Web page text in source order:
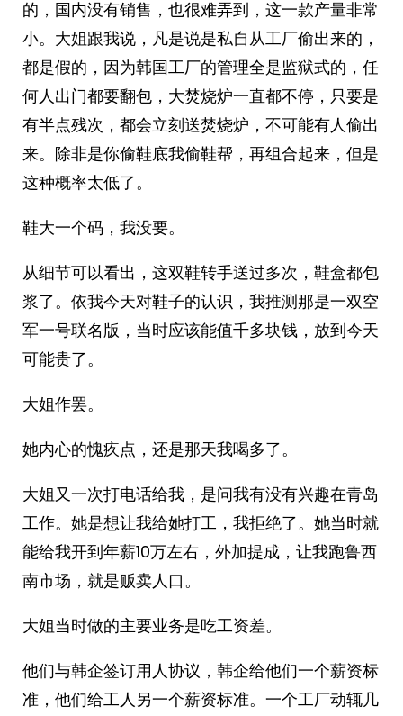
的，国内没有销售，也很难弄到，这一款产量非常
小。大姐跟我说，凡是说是私自从工厂偷出来的，
都是假的，因为韩国工厂的管理全是监狱式的，任
何人出门都要翻包，大焚烧炉一直都不停，只要是
有半点残次，都会立刻送焚烧炉，不可能有人偷出
来。除非是你偷鞋底我偷鞋帮，再组合起来，但是
这种概率太低了。
鞋大一个码，我没要。
从细节可以看出，这双鞋转手送过多次，鞋盒都包
浆了。依我今天对鞋子的认识，我推测那是一双空
军一号联名版，当时应该能值千多块钱，放到今天
可能贵了。
大姐作罢。
她内心的愧疚点，还是那天我喝多了。
大姐又一次打电话给我，是问我有没有兴趣在青岛
工作。她是想让我给她打工，我拒绝了。她当时就
能给我开到年薪10万左右，外加提成，让我跑鲁西
南市场，就是贩卖人口。
大姐当时做的主要业务是吃工资差。
他们与韩企签订用人协议，韩企给他们一个薪资标
准，他们给工人另一个薪资标准。一个工厂动辄几